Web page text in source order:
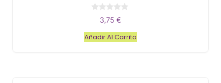
e
5
3,75 €
Añadir Al Carrito